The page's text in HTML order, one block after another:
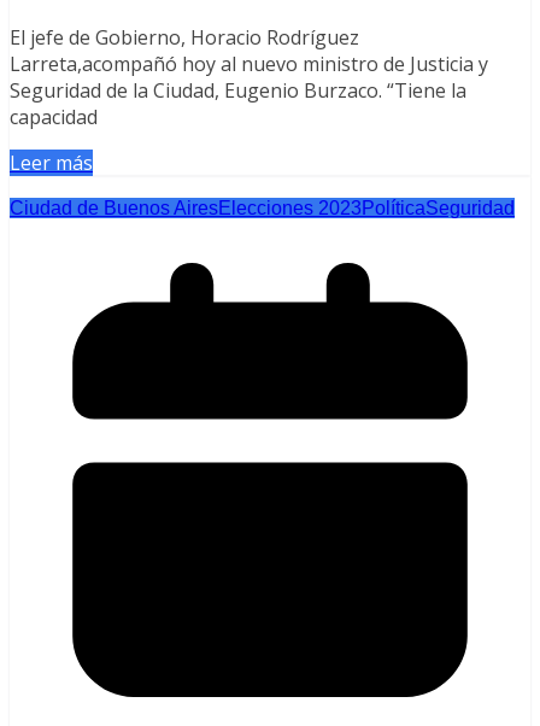
El jefe de Gobierno, Horacio Rodríguez
Larreta,acompañó hoy al nuevo ministro de Justicia y
Seguridad de la Ciudad, Eugenio Burzaco. “Tiene la
capacidad
Leer más
Ciudad de Buenos AiresElecciones 2023 PolíticaSeguridad